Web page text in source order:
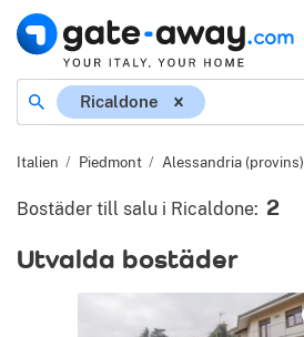
Plats
Ricaldone
Italien Piedmont Alessandria (provins)
Bostäder till salu i Ricaldone: 2
Utvalda bostäder